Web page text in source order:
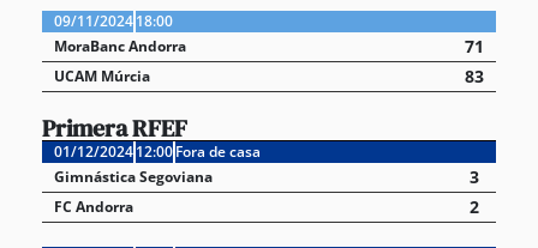
09/11/202418:00
MoraBanc Andorra
71
UCAM Múrcia 83
Primera RFEF
01/12/202412:00Fora de casa
Gimnástica Segoviana
3
FC Andorra 2